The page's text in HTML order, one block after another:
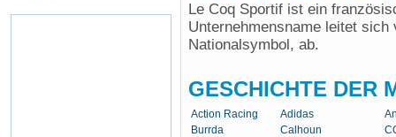
Le Coq Sportif ist ein
Unternehmensname leitet
Nationalsymbol, ab.
GESCHICHTE DER
Action Racing Adidas
Burrda
Calhoun